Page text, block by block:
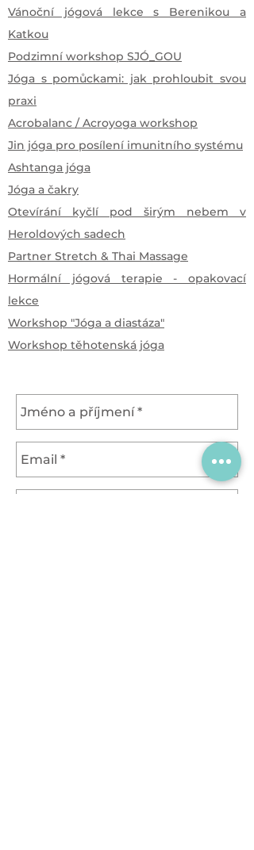
Vánoční jógová lekce s Berenikou a
Katkou
Podzimní workshop SJÓ_GOU
Jóga s pomůckami: jak prohloubit svou
praxi
Acrobalanc / Acroyoga workshop
Jin jóga pro posílení imunitního systému
Ashtanga jóga
Jóga a čakry
Otevírání kyčlí pod širým nebem v
Heroldových sadech
Partner Stretch & Thai Massage
Hormální jógová terapie - opakovací
lekce
Workshop "Jóga a diastáza"
Workshop těhotenská jóga